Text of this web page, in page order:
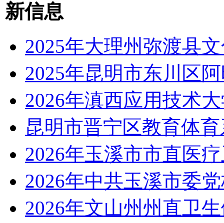
新信息
2025年大理州弥渡县
2025年昆明市东川区
2026年滇西应用技术
昆明市晋宁区教育体
2026年玉溪市市直医
2026年中共玉溪市委
2026年文山州州直卫